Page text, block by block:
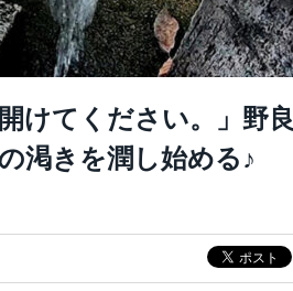
けてください。」野良
渇きを潤し始める♪